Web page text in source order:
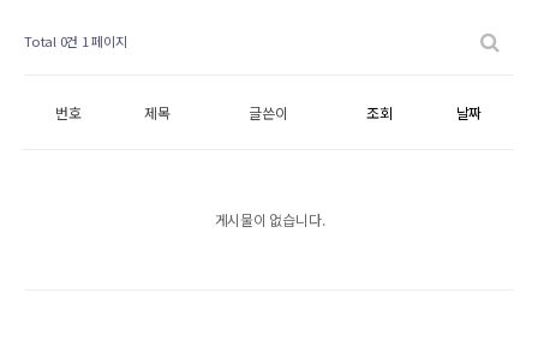
Total 0건 1 페이지
번호 제목 글쓴이 조회 날짜
게시물이 없습니다.